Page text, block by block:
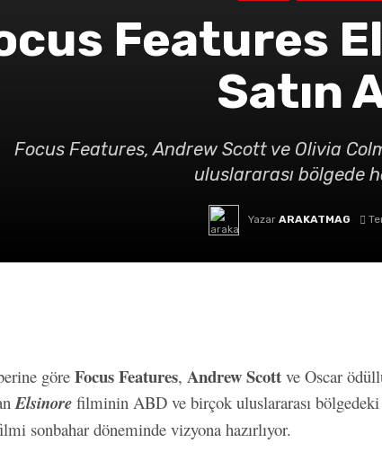
Features
Satın
Focus Features, Andrew Scott ve Olivia
uluslararası bölgede
Yazar ARAKATMAG
göre Focus Features, Andrew Scott ve Oscar
Elsinore filminin ABD ve birçok uluslararası bölgedeki
sonbahar döneminde vizyona hazırlıyor.